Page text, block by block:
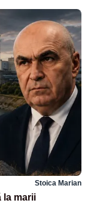
Stoica Marian
la marii